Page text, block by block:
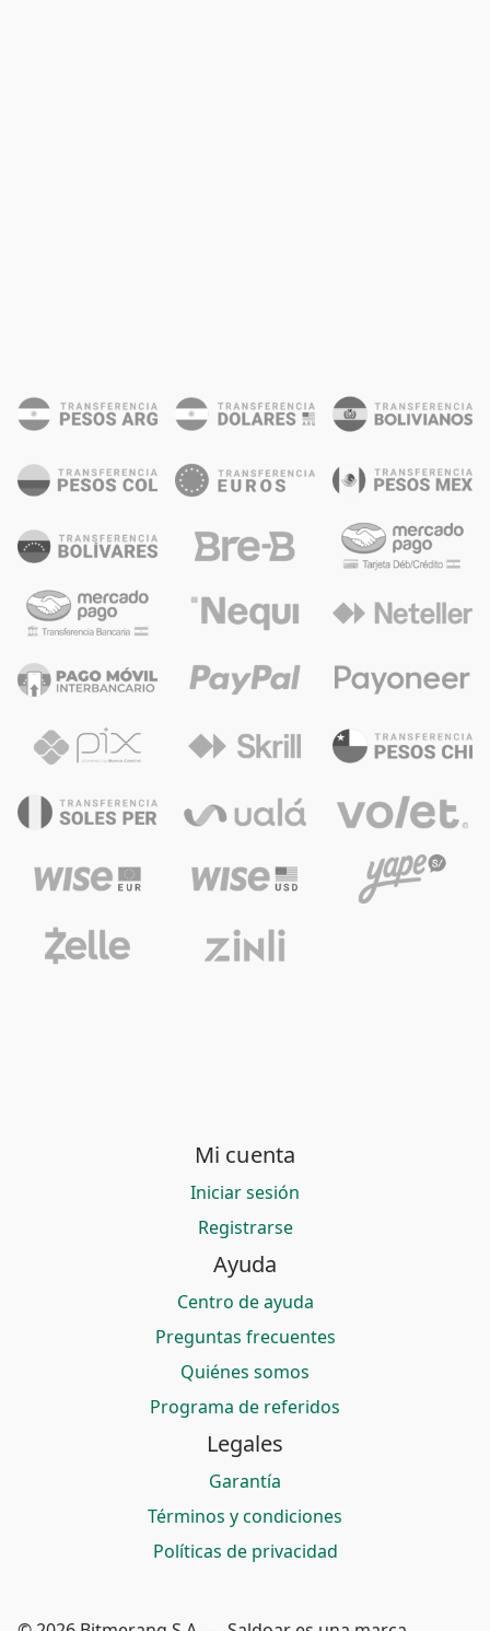
Mi cuenta
Iniciar sesión
Registrarse
Ayuda
Centro de ayuda
Preguntas frecuentes
Quiénes somos
Programa de referidos
Legales
Garantía
Términos y condiciones
Políticas de privacidad